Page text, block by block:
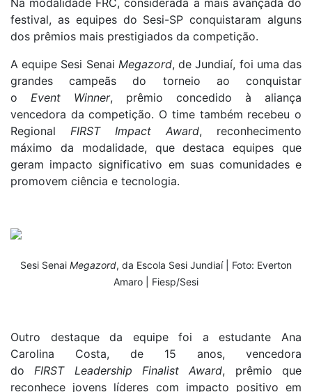
Na modalidade FRC, considerada a mais avançada do
festival, as equipes do Sesi-SP conquistaram alguns
dos prêmios mais prestigiados da competição.
A equipe Sesi Senai Megazord, de Jundiaí, foi uma das
grandes campeãs do torneio ao conquistar
o Event Winner, prêmio concedido à aliança
vencedora da competição. O time também recebeu o
Regional FIRST Impact Award, reconhecimento
máximo da modalidade, que destaca equipes que
geram impacto significativo em suas comunidades e
promovem ciência e tecnologia.
Sesi Senai Megazord, da Escola Sesi Jundiaí | Foto: Everton
Amaro | Fiesp/Sesi
Outro destaque da equipe foi a estudante Ana
Carolina Costa, de 15 anos, vencedora
doFIRST Leadership Finalist Award, prêmio que
reconhece jovens líderes com impacto positivo em